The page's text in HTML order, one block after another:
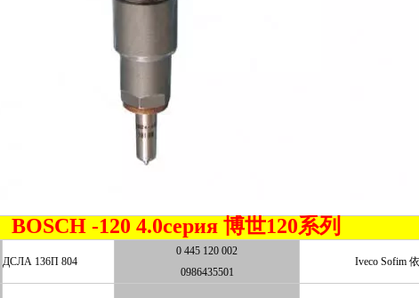
BOSCH -120 4.0серия 博世120系列
ДСЛА 136П 804
0 445 120 002
0986435501
Iveco Sofim